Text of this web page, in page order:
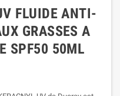
FLUIDE ANTI-
GRASSES A
SPF50 50ML